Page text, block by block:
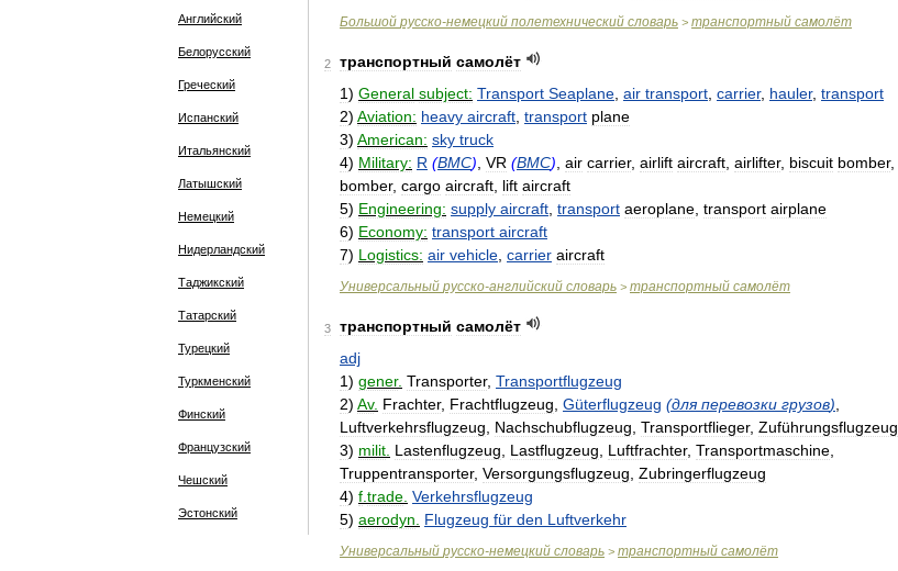
Английский
Белорусский
Греческий
Испанский
Итальянский
Латышский
Немецкий
Нидерландский
Таджикский
Татарский
Турецкий
Туркменский
Финский
Французский
Чешский
Эстонский
Большой русско-немецкий полетехнический словарь > транспортный самолёт
2 транспортный самолёт
1) General subject: Transport Seaplane air transport carrier, hauler, transport
2) Aviation: heavy aircraft transport plane
3) American: sky truck
4) Military: R (ВМС) VR (ВМС) air carrier, airlift aircraft airlifter, biscuit bomber,
bomber, cargo aircraft lift aircraft
5) Engineering: supply aircraft transport aeroplane transport airplane
6) Economy: transport aircraft
7) Logistics: air vehicle carrier aircraft
Универсальный русско-английский словарь > транспортный самолёт
3 транспортный самолёт
adj
1) gener. Transporter, Transportflugzeug
2) Av. Frachter, Frachtflugzeug Güterflugzeug (для перевозки грузов)
Luftverkehrsflugzeug
Nachschubflugzeug Transportflieger, Zuführungsflugzeug
3) milit Lastenflugzeug Lastflugzeug Luftfrachter, Transportmaschine
Truppentransporter, Versorgungsflugzeug Zubringerflugzeug
4) f trade Verkehrsflugzeug
5) aerodyn Flugzeug für den Luftverkehr
Универсальный русско-немецкий словарь > транспортный самолёт